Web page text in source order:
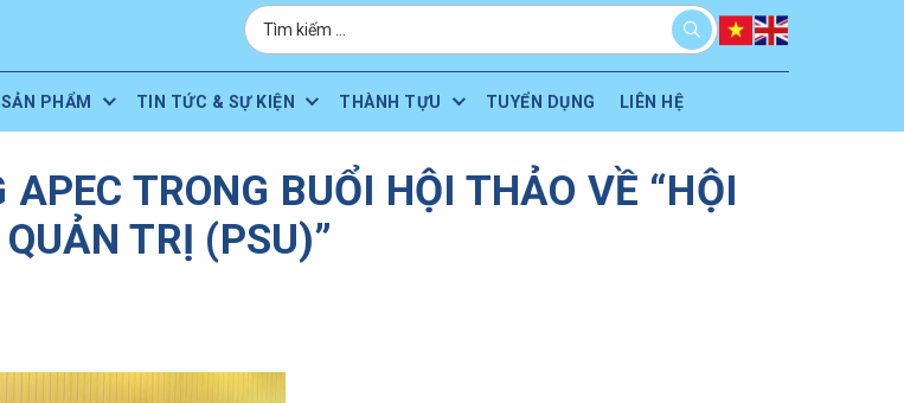
SẢN PHẨM TIN TỨC & SỰ KIỆN THÀNH TỰU TUYỂN DỤNG LIÊN HỆ
TRONG BUỔI HỘI THẢO VỀ “HỘI
TRỊ (PSU)”